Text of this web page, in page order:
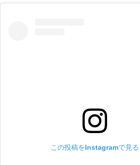
この投稿をInstagramで見る